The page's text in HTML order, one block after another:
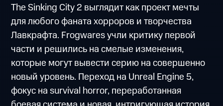
The Sinking City 2 выглядит как проект мечты
для любого фаната хорроров и творчества
Лавкрафта. Frogwares учли критику первой
части и решились на смелые изменения,
которые могут вывести серию на совершенно
новый уровень. Переход на Unreal Engine 5,
фокус на survival horror, переработанная